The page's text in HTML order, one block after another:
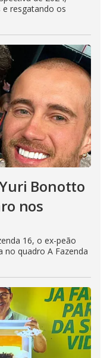
resgatando os
Bonotto
nos
16, o ex-peão
quadro A Fazenda